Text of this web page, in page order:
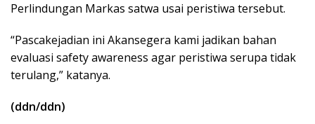
Perlindungan Markas satwa usai peristiwa tersebut.
“Pascakejadian ini Akansegera kami jadikan bahan
evaluasi safety awareness agar peristiwa serupa tidak
terulang,” katanya.
(ddn/ddn)